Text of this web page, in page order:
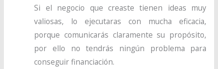
Si el negocio que creaste tienen ideas muy
valiosas, lo ejecutaras con mucha eficacia,
porque comunicarás claramente su propósito,
por ello no tendrás ningún problema para
conseguir financiación.